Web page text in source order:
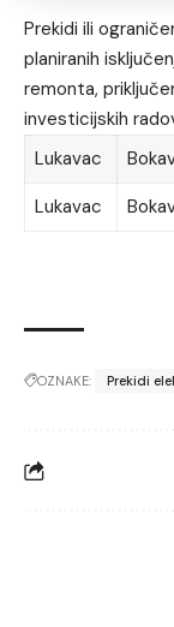
Prekidi ili
planiranih
remonta,
investicijskih
Lukavac
Lukavac
OZNAKE: Prekidi